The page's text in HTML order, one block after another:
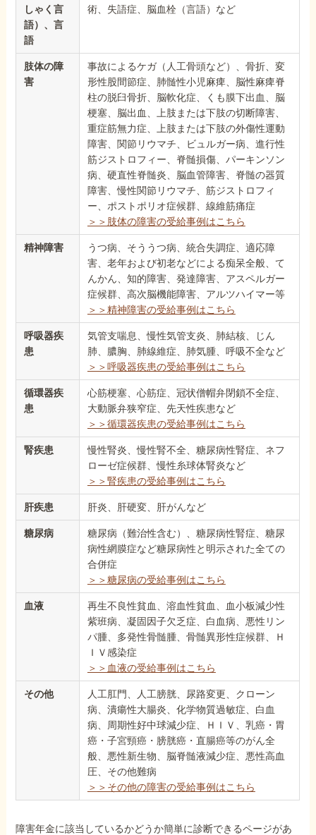
しゃく言
語）、言
語
術、失語症、脳血栓（言語）など
肢体の障
害
事故によるケガ（人工骨頭など）、骨折、変
形性股間節症、肺髄性小児麻痺、脳性麻痺脊
柱の脱臼骨折、脳軟化症、くも膜下出血、脳
梗塞、脳出血、上肢または下肢の切断障害、
重症筋無力症、上肢または下肢の外傷性運動
障害、関節リウマチ、ビュルガー病、進行性
筋ジストロフィー、脊髄損傷、パーキンソン
病、硬直性脊髄炎、脳血管障害、脊髄の器質
障害、慢性関節リウマチ、筋ジストロフィ
ー、ポストポリオ症候群、線維筋痛症
＞＞肢体の障害の受給事例はこちら
精神障害
うつ病、そううつ病、統合失調症、適応障
害、老年および初老などによる痴呆全般、て
んかん、知的障害、発達障害、アスペルガー
症候群、高次脳機能障害、アルツハイマー等
＞＞精神障害の受給事例はこちら
呼吸器疾
患
気管支喘息、慢性気管支炎、肺結核、じん
肺、膿胸、肺線維症、肺気腫、呼吸不全など
＞＞呼吸器疾患の受給事例はこちら
循環器疾
患
心筋梗塞、心筋症、冠状僧帽弁閉鎖不全症、
大動脈弁狭窄症、先天性疾患など
＞＞循環器疾患の受給事例はこちら
腎疾患
慢性腎炎、慢性腎不全、糖尿病性腎症、ネフ
ローゼ症候群、慢性糸球体腎炎など
＞＞腎疾患の受給事例はこちら
肝疾患 肝炎、肝硬変、肝がんなど
糖尿病
糖尿病（難治性含む）、糖尿病性腎症、糖尿
病性網膜症など糖尿病性と明示された全ての
合併症
＞＞糖尿病の受給事例はこちら
血液
再生不良性貧血、溶血性貧血、血小板減少性
紫班病、凝固因子欠乏症、白血病、悪性リン
パ腫、多発性骨髄腫、骨髄異形性症候群、Ｈ
ＩＶ感染症
＞＞血液の受給事例はこちら
その他
人工肛門、人工膀胱、尿路変更、クローン
病、潰瘍性大腸炎、化学物質過敏症、白血
病、周期性好中球減少症、ＨＩＶ、乳癌・胃
癌・子宮頸癌・膀胱癌・直腸癌等のがん全
般、悪性新生物、脳脊髄液減少症、悪性高血
圧、その他難病
＞＞その他の障害の受給事例はこちら
障害年金に該当しているかどうか簡単に診断できるページがあ